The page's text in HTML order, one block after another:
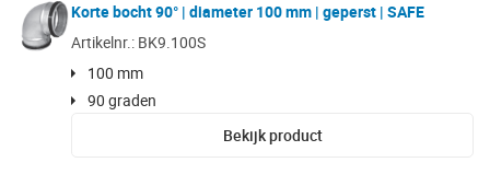
Korte bocht 90° | diameter 100 mm | geperst | SAFE
Artikelnr.: BK9.100S
100 mm
90 graden
Bekijk product